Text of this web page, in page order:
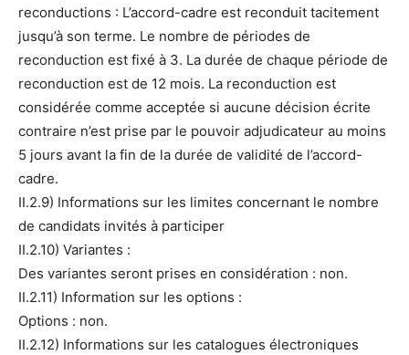
reconductions : L’accord-cadre est reconduit tacitement
jusqu’à son terme. Le nombre de périodes de
reconduction est fixé à 3. La durée de chaque période de
reconduction est de 12 mois. La reconduction est
considérée comme acceptée si aucune décision écrite
contraire n’est prise par le pouvoir adjudicateur au moins
5 jours avant la fin de la durée de validité de l’accord-
cadre.
II.2.9) Informations sur les limites concernant le nombre
de candidats invités à participer
II.2.10) Variantes :
Des variantes seront prises en considération : non.
II.2.11) Information sur les options :
Options : non.
II.2.12) Informations sur les catalogues électroniques